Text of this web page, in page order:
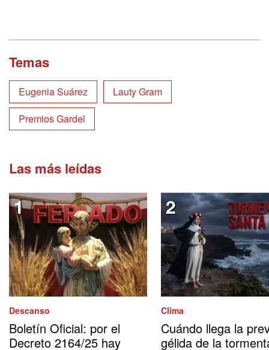
Temas
Eugenia Suárez
Lauty Gram
Premios Gardel
Las más leídas
Descanso
Boletín Oficial: por el
Decreto 2164/25 hay
Clima
Cuándo llega la
gélida de la